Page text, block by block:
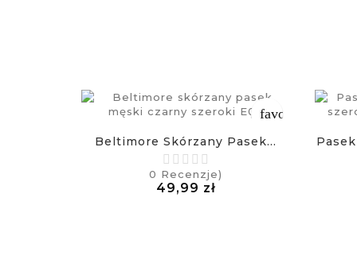
favorite_border
Beltimore Skórzany Pasek...
0 Recenzje)
49,99 złCena